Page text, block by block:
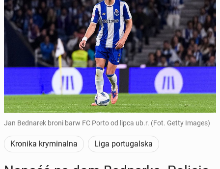
Jan Bednarek broni barw FC Porto od lipca ub.r. (Fot. Getty Images)
Kronika kryminalna Liga portugalska